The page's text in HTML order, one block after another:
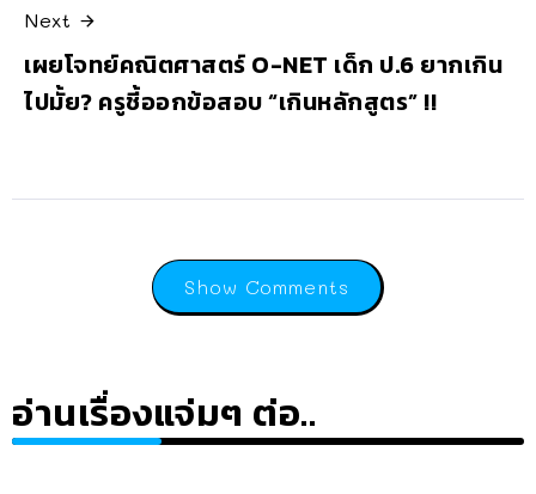
Next
เผยโจทย์คณิตศาสตร์ O-NET เด็ก ป.6 ยากเกิน
ไปมั้ย? ครูชี้ออกข้อสอบ “เกินหลักสูตร” !!
Show Comments
อ่านเรื่องแจ่มๆ ต่อ..